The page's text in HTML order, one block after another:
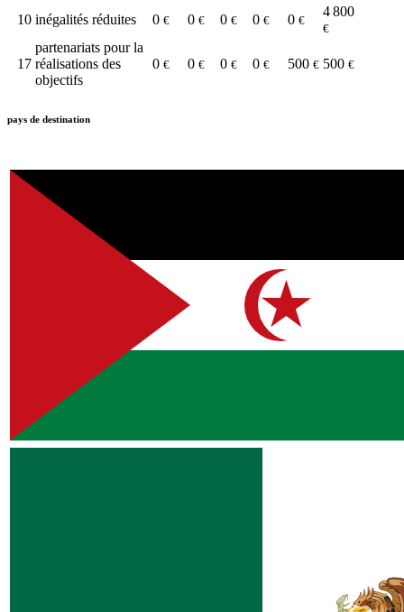
10 inégalités réduites 0 € 0 € 0 € 0 € 0 €
4 800
€
17
partenariats pour la
réalisations des
objectifs
0 € 0 € 0 € 0 € 500 € 500 €
pays de destination